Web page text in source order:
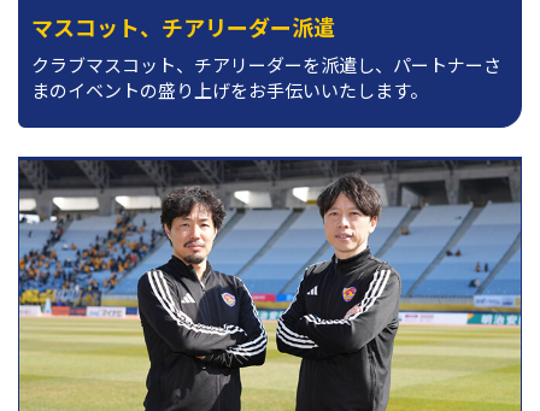
マスコット、チアリーダー派遣
クラブマスコット、チアリーダーを派遣し、パートナーさ
まのイベントの盛り上げをお手伝いいたします。